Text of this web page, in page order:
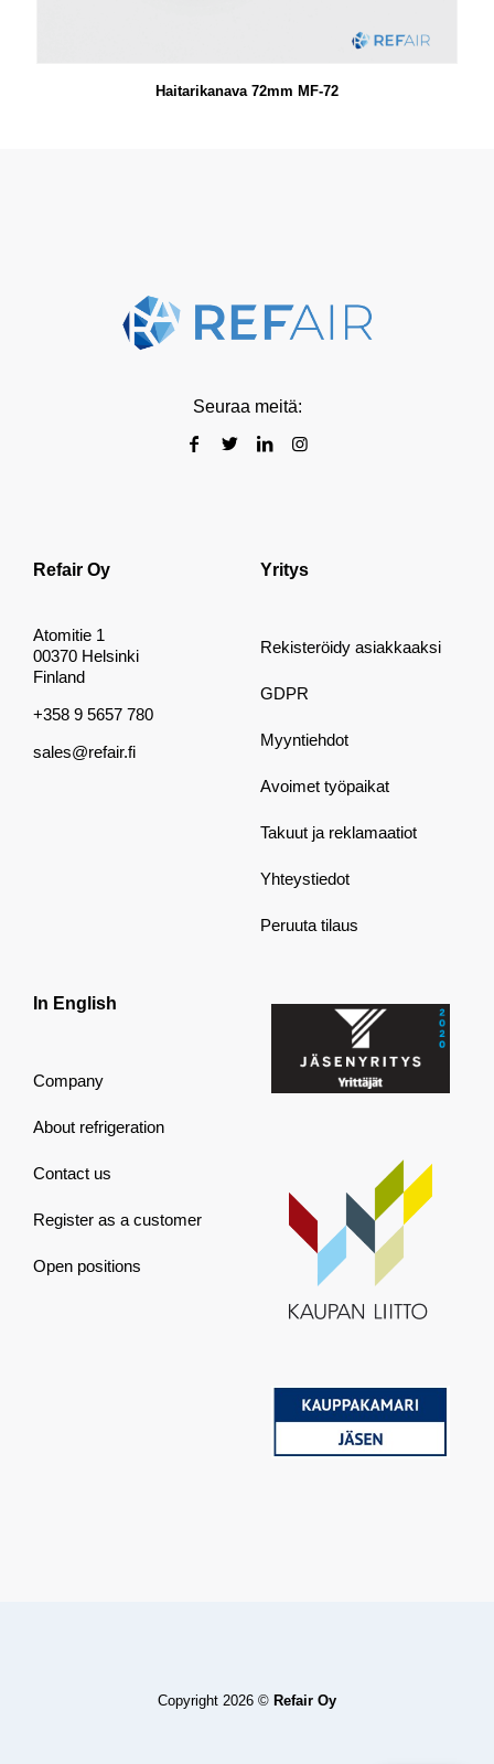
Haitarikanava 72mm MF-72
Seuraa meitä:
Refair Oy
Atomitie 1
00370 Helsinki
Finland
+358 9 5657 780
sales@refair.fi
Yritys
Rekisteröidy asiakkaaksi
GDPR
Myyntiehdot
Avoimet työpaikat
Takuut ja reklamaatiot
Yhteystiedot
Peruuta tilaus
In English
Company
About refrigeration
Contact us
Register as a customer
Open positions
Copyright 2026 © Refair Oy